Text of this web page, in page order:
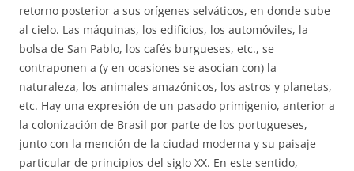
retorno posterior a sus orígenes selváticos, en donde sube
al cielo. Las máquinas, los edificios, los automóviles, la
bolsa de San Pablo, los cafés burgueses, etc., se
contraponen a (y en ocasiones se asocian con) la
naturaleza, los animales amazónicos, los astros y planetas,
etc. Hay una expresión de un pasado primigenio, anterior a
la colonización de Brasil por parte de los portugueses,
junto con la mención de la ciudad moderna y su paisaje
particular de principios del siglo XX. En este sentido,